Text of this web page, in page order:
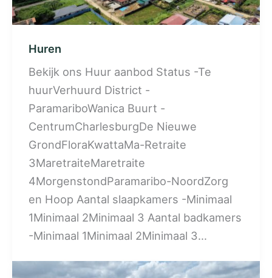
Huren
Bekijk ons Huur aanbod Status -Te
huurVerhuurd District -
ParamariboWanica Buurt -
CentrumCharlesburgDe Nieuwe
GrondFloraKwattaMa-Retraite
3MaretraiteMaretraite
4MorgenstondParamaribo-NoordZorg
en Hoop Aantal slaapkamers -Minimaal
1Minimaal 2Minimaal 3 Aantal badkamers
-Minimaal 1Minimaal 2Minimaal 3…